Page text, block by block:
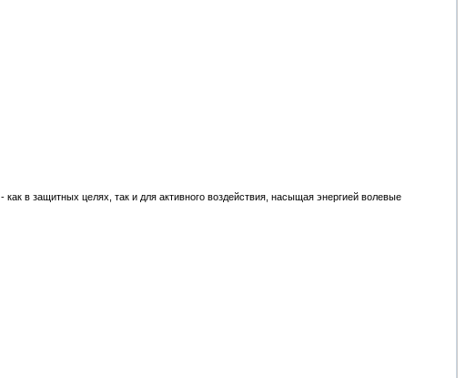
в защитных целях, так и для активного воздействия, насыщая энергией волевые